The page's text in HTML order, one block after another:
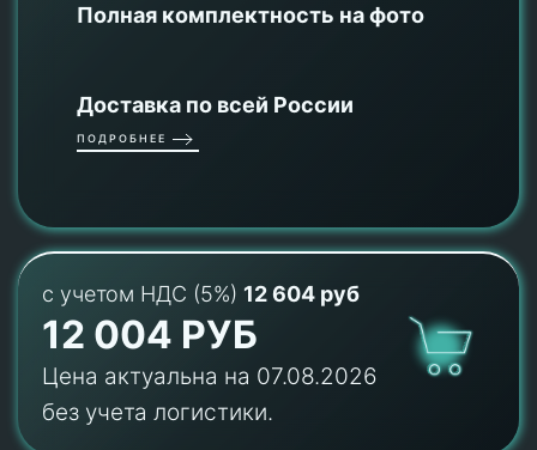
Полная комплектность на фото
Доставка по всей России
ПОДРОБНЕЕ
с учетом НДС (5%) 12 604 руб
12 004 РУБ
Цена актуальна на 07.08.2026
без учета логистики.